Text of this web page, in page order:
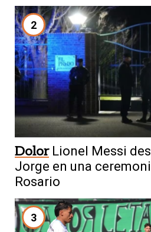
2
Dolor Lionel Messi
Jorge en una
Rosario
3